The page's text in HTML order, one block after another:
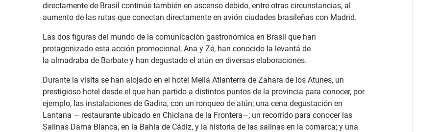
directamente de Brasil continúe también en ascenso debido, entre otras circunstancias, al
aumento de las rutas que conectan directamente en avión ciudades brasileñas con Madrid.
Las dos figuras del mundo de la comunicación gastronómica en Brasil que han
protagonizado esta acción promocional, Ana y Zé, han conocido la levantá de
la almadraba de Barbate y han degustado el atún en diversas elaboraciones.
Durante la visita se han alojado en el hotel Meliá Atlanterra de Zahara de los Atunes, un
prestigioso hotel desde el que han partido a distintos puntos de la provincia para conocer, por
ejemplo, las instalaciones de Gadira, con un ronqueo de atún; una cena degustación en
Lantana — restaurante ubicado en Chiclana de la Frontera—; un recorrido para conocer las
Salinas Dama Blanca, en la Bahía de Cádiz, y la historia de las salinas en la comarca; y una